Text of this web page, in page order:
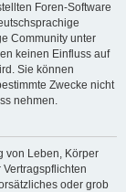
Foren-Software
Community unter
keinen Einfluss auf
Sie können
Zwecke nicht
nehmen.
von Leben, Körper
oder grob